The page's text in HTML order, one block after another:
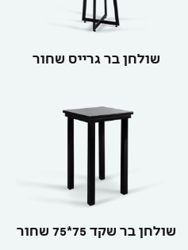
שולחן בר גרייס שחור
שולחן בר שקד 75*75 שחור